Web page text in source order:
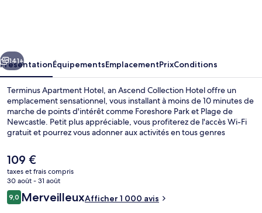
Ascend
Collection
Hotel
Suivant
141+
PrésentationÉquipementsEmplacementPrixConditions
Terminus Apartment Hotel, an Ascend Collection Hotel offre un
emplacement sensationnel, vous installant à moins de 10 minutes de
marche de points d'intérêt comme Foreshore Park et Plage de
Newcastle. Petit plus appréciable, vous profiterez de l'accès Wi-Fi
gratuit et pourrez vous adonner aux activités en tous genres
vélo. Sur place, la détente est reine grâce à un bar / salon et un
snack-bar/une épicerie fine ! appartements offrent par ailleurs de
petits plus comme une cuisine et un lave-linge/sèche-linge.
Pratique, non ? Les autres voyageurs ne disent que du bien en ce
qui concerne le personnel attentionné.
Le
prix
actuel
est
de
109 €
taxes et frais compris
30 août - 31 août
Avis
voyageurs
9,09,0 sur 10
MerveilleuxAfficher 1 000 avis